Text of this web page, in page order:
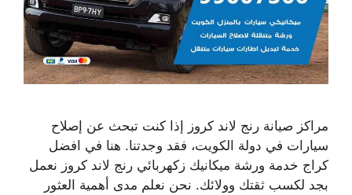
مراكز صيانة رنج لاند كروز إذا كنت تبحث عن إصلاح
سيارات في دولة الكويت، فقد وجدتنا. هنا في افضل
كراج خدمة ورشة ميكانيك زكهربائي رنج لاند كروز نعمل
بجد لكسب ثقتك وولائك. نحن نعلم مدى أهمية العثور